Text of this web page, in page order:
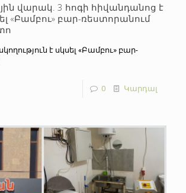
վարակ. 3 հոգի հիվանդանոց է
«Բամբու» բար-ռեստորանում
է սկսել «Բամբու» բար-
0 Կարդալ